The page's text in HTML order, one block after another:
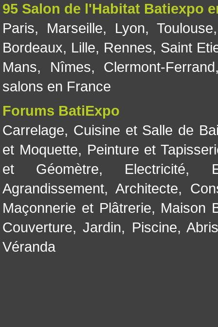
95 Salon de l'Habitat Batiexpo
Paris, Marseille, Lyon, Toulouse
Bordeaux, Lille, Rennes, Saint
Mans, Nîmes, Clermont-Ferrand
salons en France
Forums BatiExpo
Carrelage, Cuisine et Salle de
et Moquette, Peinture et
et Géomètre, Electricité,
Agrandissement, Architecte,
Maçonnerie et Plâtrerie, Maison
Couverture,Jardin, Piscine,
Véranda